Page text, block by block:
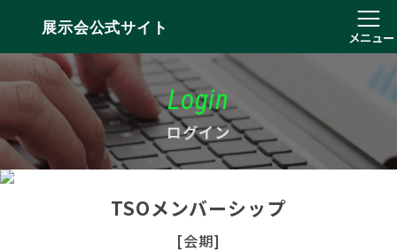
展示会公式サイト
メニュー
Login
ログイン
TSOメンバーシップ
[会期]